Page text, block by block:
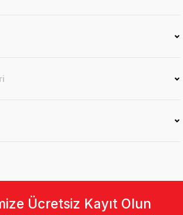
Ücretsiz Kayıt Olun